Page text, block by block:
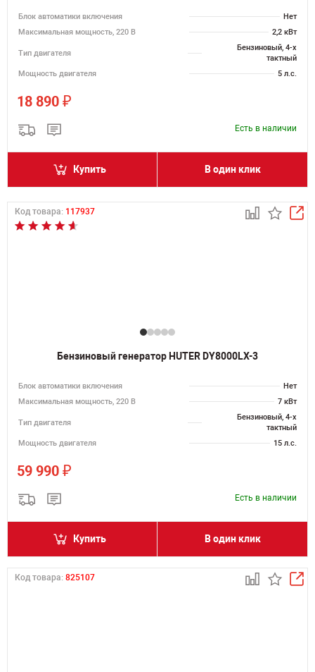
Блок автоматики включения
Нет
Максимальная мощность, 220 В
2,2 кВт
Тип двигателя
Бензиновый, 4-х
тактный
Мощность двигателя
5 л.с.
18 890 ₽
Есть в наличии
Купить В один клик
Код товара: 117937
Бензиновый генератор HUTER DY8000LX-3
Блок автоматики включения
Нет
Максимальная мощность, 220 В
7 кВт
Тип двигателя
Бензиновый, 4-х
тактный
Мощность двигателя
15 л.с.
59 990 ₽
Есть в наличии
Купить В один клик
Код товара: 825107